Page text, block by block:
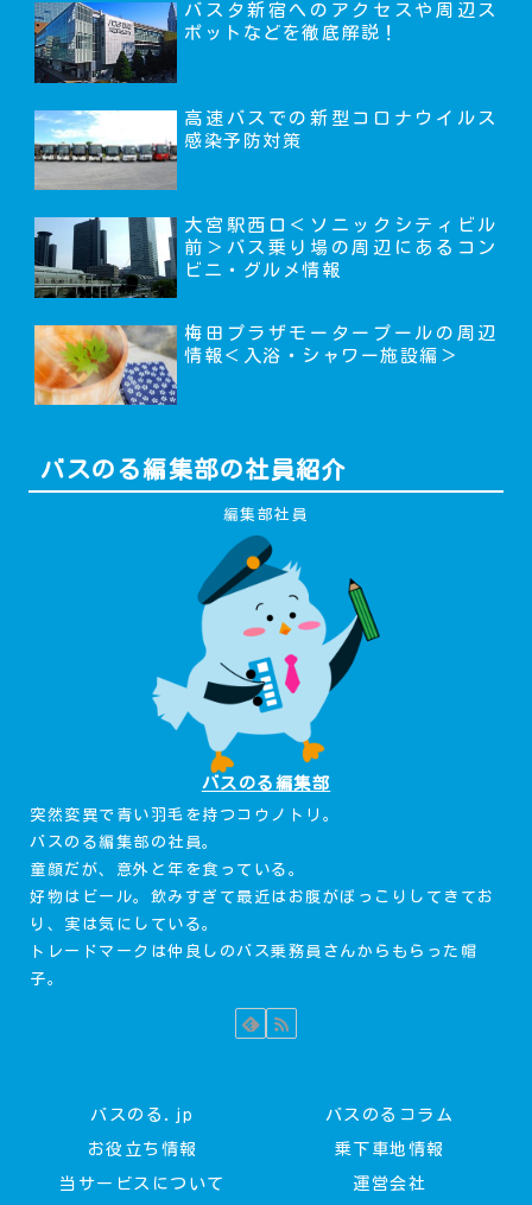
バスタ新宿へのアクセスや周辺ス
ポットなどを徹底解説！
高速バスでの新型コロナウイルス
感染予防対策
大宮駅西口＜ソニックシティビル
前＞バス乗り場の周辺にあるコン
ビニ・グルメ情報
梅田プラザモータープールの周辺
情報＜入浴・シャワー施設編＞
バスのる編集部の社員紹介
編集部社員
バスのる編集部
突然変異で青い羽毛を持つコウノトリ。
バスのる編集部の社員。
童顔だが、意外と年を食っている。
好物はビール。飲みすぎて最近はお腹がぽっこりしてきてお
り、実は気にしている。
トレードマークは仲良しのバス乗務員さんからもらった帽
子。
バスのる.jp バスのるコラム
お役立ち情報 乗下車地情報
当サービスについて 運営会社